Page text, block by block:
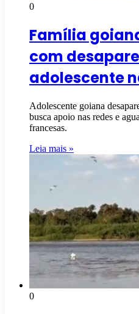
0
Família
com
adolescente
Adolescente goiana
busca apoio nas redes e
francesas.
Leia mais »
0